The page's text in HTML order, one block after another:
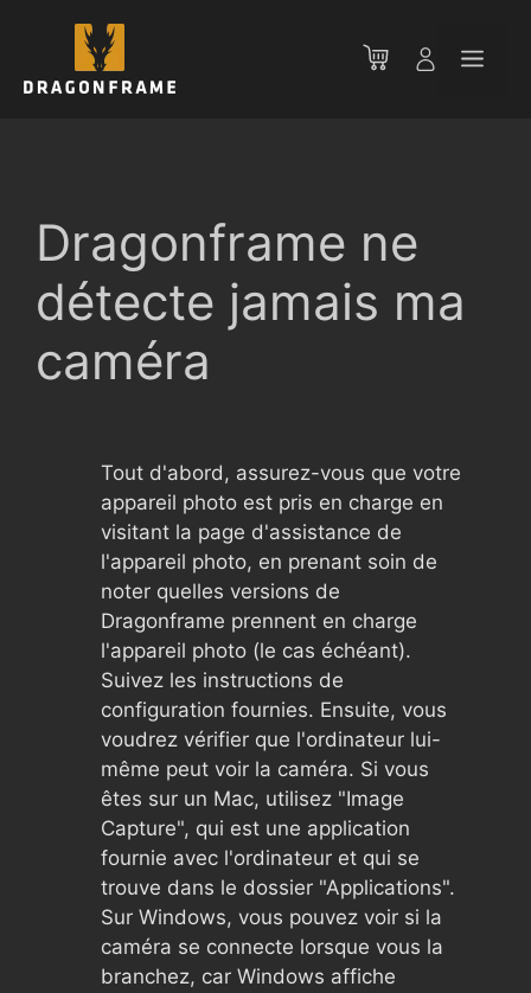
contenu
Dragonframe ne
détecte jamais ma
caméra
Tout d'abord, assurez-vous que votre
appareil photo est pris en charge en
visitant la page d'assistance de
l'appareil photo, en prenant soin de
noter quelles versions de
Dragonframe prennent en charge
l'appareil photo (le cas échéant).
Suivez les instructions de
configuration fournies. Ensuite, vous
voudrez vérifier que l'ordinateur lui-
même peut voir la caméra. Si vous
êtes sur un Mac, utilisez "Image
Capture", qui est une application
fournie avec l'ordinateur et qui se
trouve dans le dossier "Applications".
Sur Windows, vous pouvez voir si la
caméra se connecte lorsque vous la
branchez, car Windows affiche